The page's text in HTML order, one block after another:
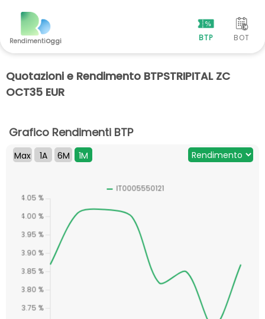
RendimentiOggi BTP BOT
Quotazioni e Rendimento BTPSTRIPITAL ZC
OCT35 EUR
Grafico Rendimenti BTP
Max 1A 6M 1M